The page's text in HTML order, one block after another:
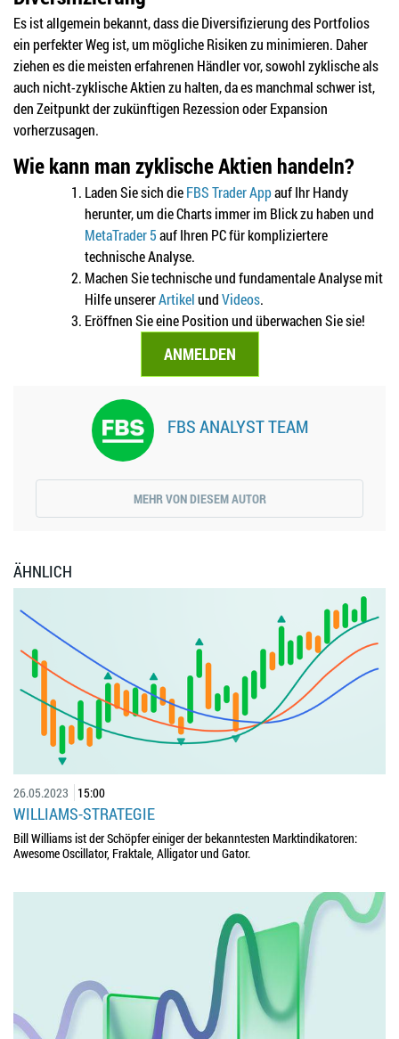
Es ist allgemein bekannt, dass die Diversifizierung des Portfolios
ein perfekter Weg ist, um mögliche Risiken zu minimieren. Daher
ziehen es die meisten erfahrenen Händler vor, sowohl zyklische als
auch nicht-zyklische Aktien zu halten, da es manchmal schwer ist,
den Zeitpunkt der zukünftigen Rezession oder Expansion
vorherzusagen.
Wie kann man zyklische Aktien handeln?
Laden Sie sich dieFBS Trader Appauf Ihr Handy
herunter, um die Charts immer im Blick zu haben und
MetaTrader 5auf Ihren PC für kompliziertere
technische Analyse.
Machen Sie technische und fundamentale Analyse mit
Hilfe unsererArtikelundVideos.
Eröffnen Sie eine Position und überwachen Sie sie!
ANMELDEN
FBS ANALYST TEAM
MEHR VON DIESEM AUTOR
ÄHNLICH
26.05.2023 15:00
WILLIAMS-STRATEGIE
Bill Williams ist der Schöpfer einiger der bekanntesten Marktindikatoren:
Awesome Oscillator, Fraktale, Alligator und Gator.